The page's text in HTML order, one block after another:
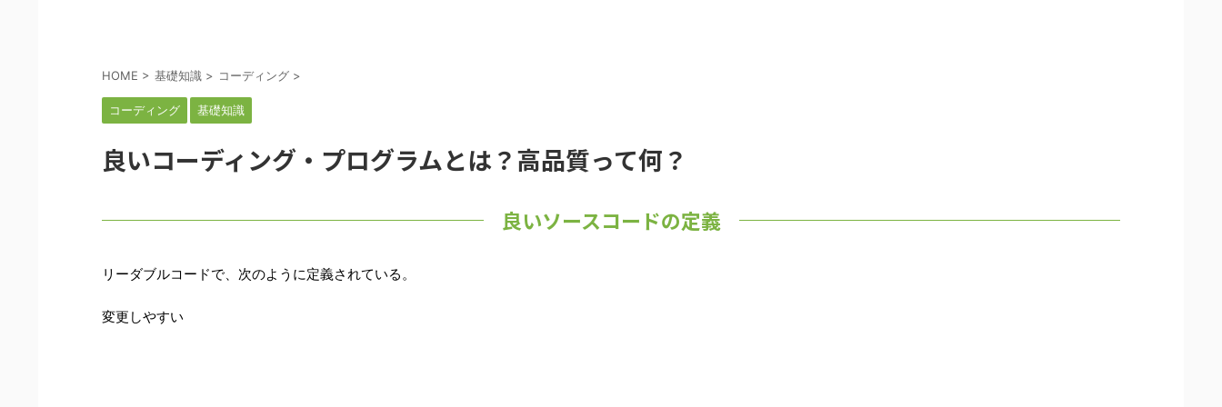
HOME > 基礎知識 > コーディング >
コーディング 基礎知識
良いコーディング・プログラムとは？高品質って何？
良いソースコードの定義
リーダブルコードで、次のように定義されている。
変更しやすい